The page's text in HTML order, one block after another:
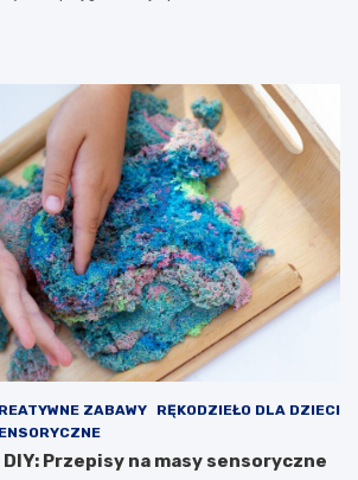
ZABAWY
RĘKODZIEŁO DLA DZIECI
Przepisy na masy sensoryczne